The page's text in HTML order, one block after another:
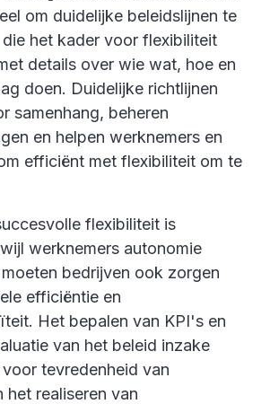
om duidelijke beleidslijnen te
het kader voor flexibiliteit
details over wie wat, hoe en
doen. Duidelijke richtlijnen
samenhang, beheren
en helpen werknemers en
efficiënt met flexibiliteit om te
flexibiliteit is
werknemers autonomie
bedrijven ook zorgen
efficiëntie en
Het bepalen van KPI's en
van het beleid inzake
tevredenheid van
het realiseren van